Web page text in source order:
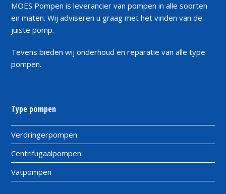
MOES Pompen is leverancier van pompen in alle soorten
en maten. Wij adviseren u graag met het vinden van de
juiste pomp.
Tevens bieden wij onderhoud en reparatie van alle type
pompen.
Type pompen
Verdringerpompen
Centrifugaalpompen
Vatpompen